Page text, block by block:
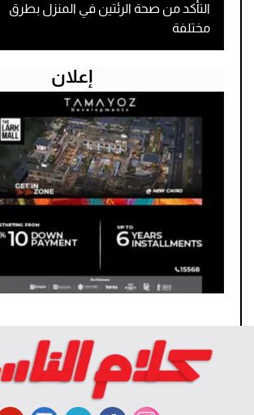
التأكد من صحة الرئتين في المنزل بطرق
مختلفة
إعلان